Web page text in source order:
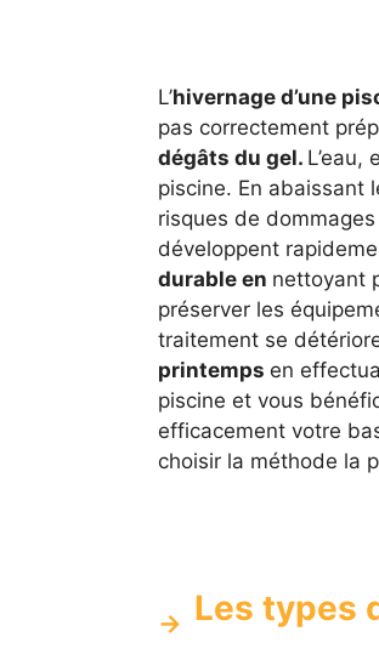
L’hivernage d’une
pas correctement
dégâts du gel.
piscine. En abaissant
risques de
développent
durable en nettoyant
préserver les
traitement se
printemps en
piscine et vous
efficacement votre
choisir la méthode la
Les types